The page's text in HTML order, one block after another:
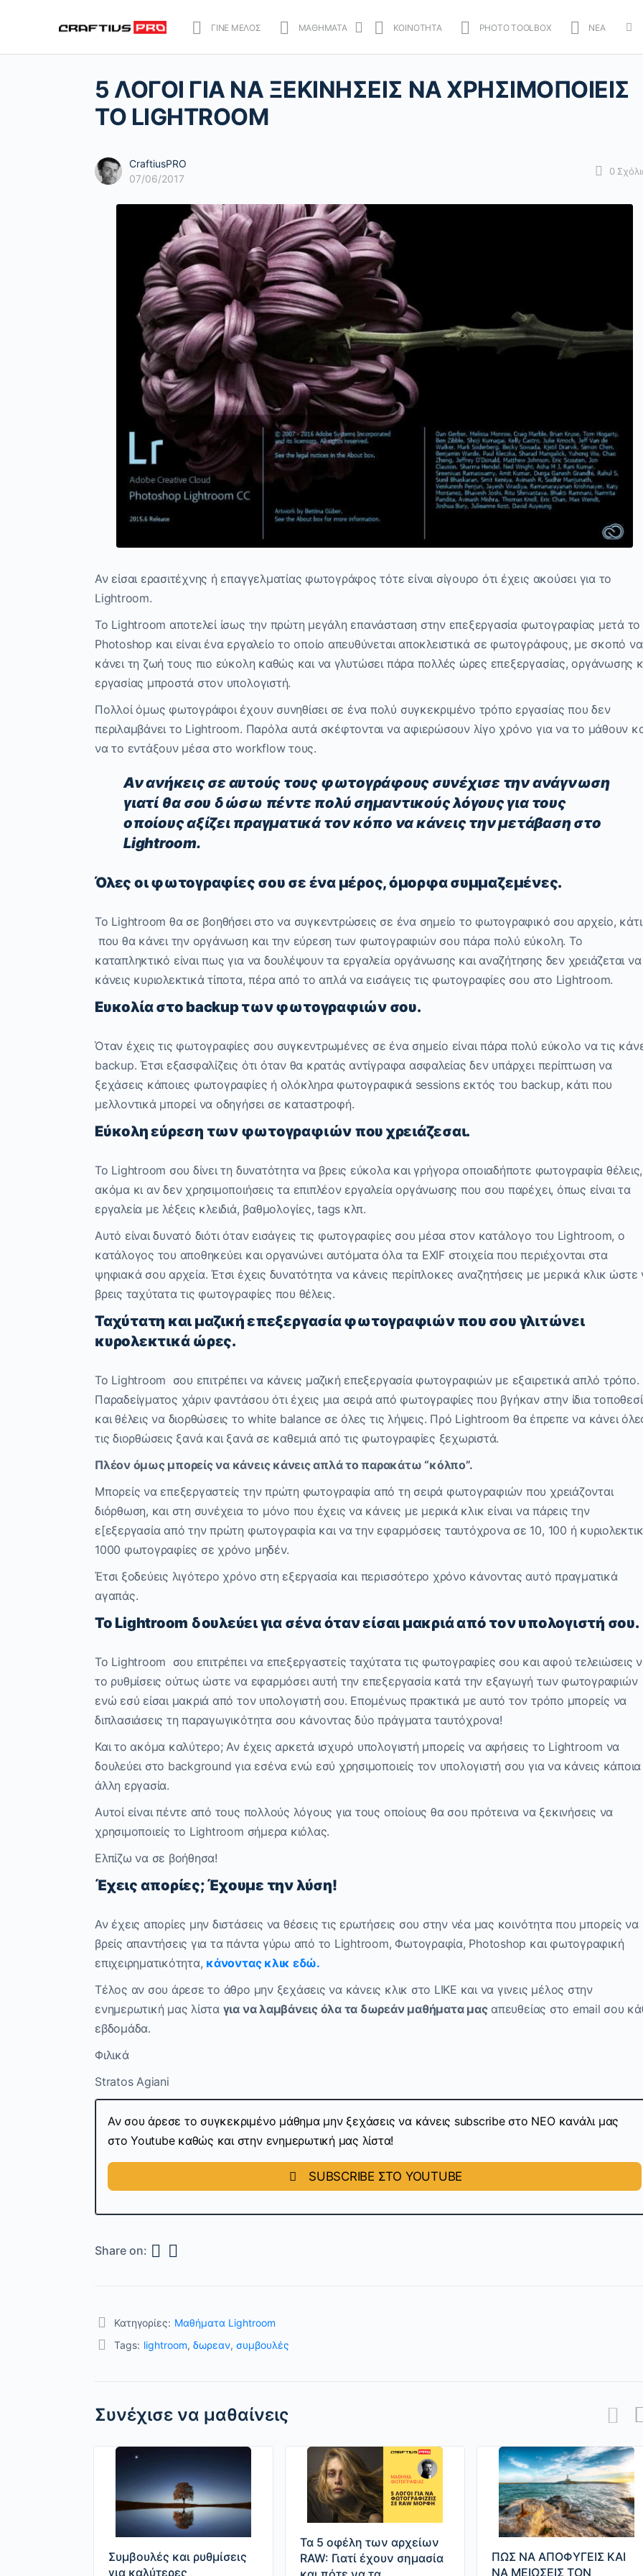
ΓΙΝΕ ΜΕΛΟΣ ΜΑΘΗΜΑΤΑ ΚΟΙΝΟΤΗΤΑ PHOTO TOOLBOX ΝΕΑ
5 ΛΟΓΟΙ ΓΙΑ ΝΑ ΞΕΚΙΝΗΣΕΙΣ ΝΑ ΧΡΗΣΙΜΟΠΟΙΕΙΣ
ΤΟ LIGHTROOM
CraftiusPRO
07/06/2017
0
Αν είσαι ερασιτέχνης ή επαγγελματίας φωτογράφος τότε είναι σίγουρο ότι έχεις ακούσει για το
Lightroom.
Το Lightroom αποτελεί ίσως την πρώτη μεγάλη επανάσταση στην επεξεργασία φωτογραφίας μετά το
Photoshop και είναι ένα εργαλείο το οποίο απευθύνεται αποκλειστικά σε φωτογράφους, με σκοπό να
κάνει τη ζωή τους πιο εύκολη καθώς και να γλυτώσει πάρα πολλές ώρες επεξεργασίας, οργάνωσης
εργασίας μπροστά στον υπολογιστή.
Πολλοί όμως φωτογράφοι έχουν συνηθίσει σε ένα πολύ συγκεκριμένο τρόπο εργασίας που δεν
περιλαμβάνει το Lightroom. Παρόλα αυτά σκέφτονται να αφιερώσουν λίγο χρόνο για να το μάθουν
να το εντάξουν μέσα στο workflow τους.
Αν ανήκεις σε αυτούς τους φωτογράφους συνέχισε την ανάγνωση
γιατί θα σου δώσω πέντε πολύ σημαντικούς λόγους για τους
οποίους αξίζει πραγματικά τον κόπο να κάνεις την μετάβαση στο
Lightroom.
Όλες οι φωτογραφίες σου σε ένα μέρος, όμορφα συμμαζεμένες.
Το Lightroom θα σε βοηθήσει στο να συγκεντρώσεις σε ένα σημείο το φωτογραφικό σου αρχείο, κάτι
που θα κάνει την οργάνωση και την εύρεση των φωτογραφιών σου πάρα πολύ εύκολη. Το
καταπληκτικό είναι πως για να δουλέψουν τα εργαλεία οργάνωσης και αναζήτησης δεν χρειάζεται να
κάνεις κυριολεκτικά τίποτα, πέρα από το απλά να εισάγεις τις φωτογραφίες σου στο Lightroom.
Ευκολία στο backup των φωτογραφιών σου.
Όταν έχεις τις φωτογραφίες σου συγκεντρωμένες σε ένα σημείο είναι πάρα πολύ εύκολο να τις
backup. Έτσι εξασφαλίζεις ότι όταν θα κρατάς αντίγραφα ασφαλείας δεν υπάρχει περίπτωση να
ξεχάσεις κάποιες φωτογραφίες ή ολόκληρα φωτογραφικά sessions εκτός του backup, κάτι που
μελλοντικά μπορεί να οδηγήσει σε καταστροφή.
Εύκολη εύρεση των φωτογραφιών που χρειάζεσαι.
Το Lightroom σου δίνει τη δυνατότητα να βρεις εύκολα και γρήγορα οποιαδήποτε φωτογραφία θέλεις,
ακόμα κι αν δεν χρησιμοποιήσεις τα επιπλέον εργαλεία οργάνωσης που σου παρέχει, όπως είναι τα
εργαλεία με λέξεις κλειδιά, βαθμολογίες, tags κλπ.
Αυτό είναι δυνατό διότι όταν εισάγεις τις φωτογραφίες σου μέσα στον κατάλογο του Lightroom, o
κατάλογος του αποθηκεύει και οργανώνει αυτόματα όλα τα EXIF στοιχεία που περιέχονται στα
ψηφιακά σου αρχεία. Έτσι έχεις δυνατότητα να κάνεις περίπλοκες αναζητήσεις με μερικά κλικ ώστε
βρεις ταχύτατα τις φωτογραφίες που θέλεις.
Ταχύτατη και μαζική επεξεργασία φωτογραφιών που σου γλιτώνει
κυρολεκτικά ώρες.
To Lightroom σου επιτρέπει να κάνεις μαζική επεξεργασία φωτογραφιών με εξαιρετικά απλό τρόπο.
Παραδείγματος χάριν φαντάσου ότι έχεις μια σειρά από φωτογραφίες που βγήκαν στην ίδια
και θέλεις να διορθώσεις το white balance σε όλες τις λήψεις. Πρό Lightroom θα έπρεπε να κάνει
τις διορθώσεις ξανά και ξανά σε καθεμιά από τις φωτογραφίες ξεχωριστά.
Πλέον όμως μπορείς να κάνεις κάνεις απλά το παρακάτω “κόλπο”.
Μπορείς να επεξεργαστείς την πρώτη φωτογραφία από τη σειρά φωτογραφιών που χρειάζονται
διόρθωση, και στη συνέχεια το μόνο που έχεις να κάνεις με μερικά κλικ είναι να πάρεις την
ε[εξεργασία από την πρώτη φωτογραφία και να την εφαρμόσεις ταυτόχρονα σε 10, 100 ή
1000 φωτογραφίες σε χρόνο μηδέν.
Έτσι ξοδεύεις λιγότερο χρόνο στη εξεργασία και περισσότερο χρόνο κάνοντας αυτό πραγματικά
αγαπάς.
To Lightroom δουλεύει για σένα όταν είσαι μακριά από τον υπολογιστή σου.
Το Lightroom σου επιτρέπει να επεξεργαστείς ταχύτατα τις φωτογραφίες σου και αφού τελειώσεις
το ρυθμίσεις ούτως ώστε να εφαρμόσει αυτή την επεξεργασία κατά την εξαγωγή των φωτογραφιών
ενώ εσύ είσαι μακριά από τον υπολογιστή σου. Επομένως πρακτικά με αυτό τον τρόπο μπορείς να
διπλασιάσεις τη παραγωγικότητα σου κάνοντας δύο πράγματα ταυτόχρονα!
Και το ακόμα καλύτερο; Αν έχεις αρκετά ισχυρό υπολογιστή μπορείς να αφήσεις το Lightroom να
δουλεύει στο background για εσένα ενώ εσύ χρησιμοποιείς τον υπολογιστή σου για να κάνεις κάποια
άλλη εργασία.
Αυτοί είναι πέντε από τους πολλούς λόγους για τους οποίους θα σου πρότεινα να ξεκινήσεις να
χρησιμοποιείς το Lightroom σήμερα κιόλας.
Ελπίζω να σε βοήθησα!
Έχεις απορίες; Έχουμε την λύση!
Αν έχεις απορίες μην διστάσεις να θέσεις τις ερωτήσεις σου στην νέα μας κοινότητα που μπορείς να
βρείς απαντήσεις για τα πάντα γύρω από το Lightroom, Φωτογραφία, Photoshop και φωτογραφική
επιχειρηματικότητα, κάνοντας κλικ εδώ.
Τέλος αν σου άρεσε το άθρο μην ξεχάσεις να κάνεις κλικ στο LIKE και να γινεις μέλος στην
ενημερωτική μας λίστα για να λαμβάνεις όλα τα δωρεάν μαθήματα μαςαπευθείας στο email σου
εβδομάδα.
Φιλικά
Stratos Agiani
Αν σου άρεσε το συγκεκριμένο μάθημα μην ξεχάσεις να κάνεις subscribe στo ΝΕΟ κανάλι μας
στο Youtube καθώς και στην ενημερωτική μας λίστα!
SUBSCRIBE ΣΤΟ YOUTUBE
Share on:
Κατηγορίες: Μαθήματα Lightroom
Tags: lightroom, δωρεαν, συμβουλές
Συνέχισε να μαθαίνεις
Συμβουλές και ρυθμίσεις
για καλύτερες
Τα 5 οφέλη των αρχείων
RAW: Γιατί έχουν σημασία
ΠΩΣ ΝΑ ΑΠΟΦΥΓΕΙΣ ΚΑΙ
ΝΑ ΜΕΙΩΣΕΙΣ ΤΟΝ